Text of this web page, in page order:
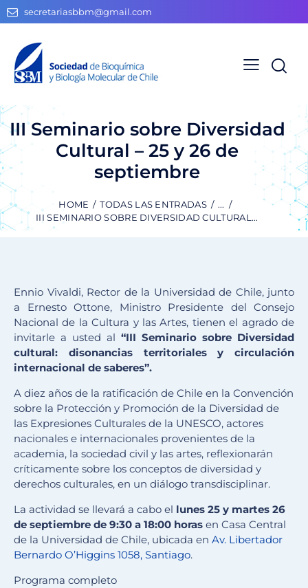
secretariasbbm@gmail.com
III Seminario sobre Diversidad
Cultural – 25 y 26 de
septiembre
HOME TODAS LAS ENTRADAS
...
III SEMINARIO SOBRE DIVERSIDAD CULTURAL...
Ennio Vivaldi, Rector de la Universidad de Chile, junto
a Ernesto Ottone, Ministro Presidente del Consejo
Nacional de la Cultura y las Artes, tienen el agrado de
invitarle a usted al “III Seminario sobre Diversidad
cultural: disonancias territoriales y circulación
internacional de saberes”.
A diez años de la ratificación de Chile en la Convención
sobre la Protección y Promoción de la Diversidad de
las Expresiones Culturales de la UNESCO, actores
nacionales e internacionales provenientes de la
academia, la sociedad civil y las artes, reflexionarán
críticamente sobre los conceptos de diversidad y
derechos culturales, en un diálogo transdisciplinar.
La actividad se llevará a cabo el lunes 25 y martes 26
de septiembre de 9:30 a 18:00 horas en Casa Central
de la Universidad de Chile, ubicada en Av. Libertador
Bernardo O’Higgins 1058, Santiago.
Programa completo